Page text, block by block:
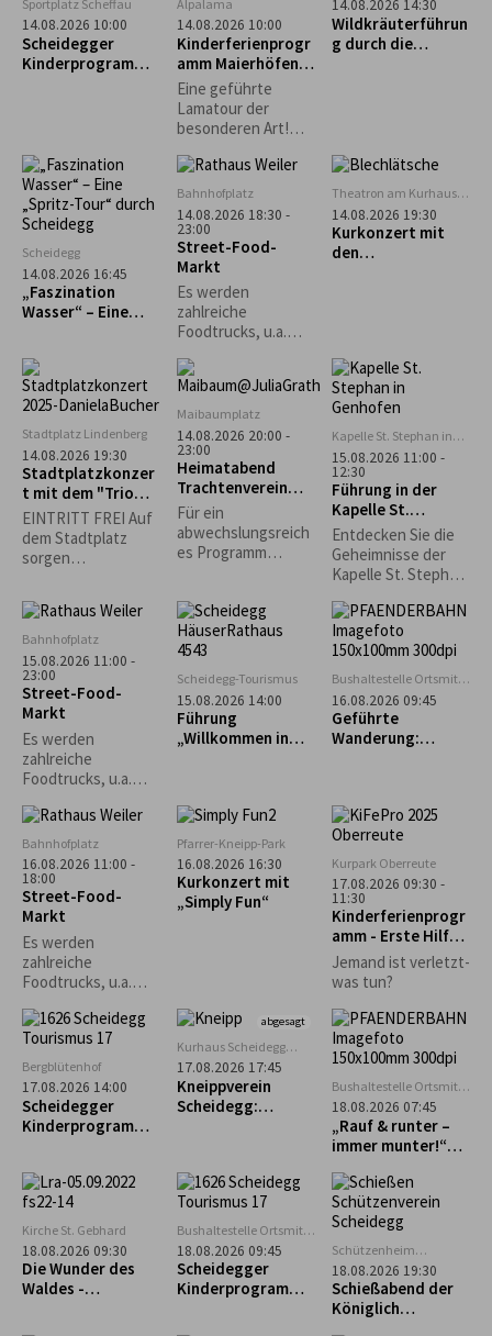
entdecken die
Schönheiten des
Nachthimmels.
Sportplatz Scheffau
14.08.2026 10:00
Scheidegger
Kinderprogramm:
Alpalama
14.08.2026 10:00
Kinderferienprogr
amm Maierhöfen:
Alpalama Familien-
Erlebniszeit
Eine geführte
Lamatour der
besonderen Art!
Familien Pro Familie
60 €.
14.08.2026 14:30
Wildkräuterführun
g durch die
Scheidegg
14.08.2026 16:45
„Faszination
Wasser“ – Eine
Bahnhofplatz
14.08.2026 18:30 -
23:00
Street-Food-
Markt
Es werden
zahlreiche
Foodtrucks, u.a.
asiatisch und vieles
mehr erwartet.
Theatron am Kurhaus
Scheidegg
14.08.2026 19:30
Kurkonzert mit
den
Stadtplatz Lindenberg
14.08.2026 19:30
Stadtplatzkonzer
t mit dem "Trio
Spontan"
EINTRITT FREI Auf
dem Stadtplatz
sorgen
Vereine für
Sitzgelegenheiten
und das leibliche
Wohl. *Die
Veranstaltung
findet nur bei
trockenem Wetter
statt.*
Maibaumplatz
14.08.2026 20:00 -
23:00
Heimatabend
Trachtenverein
Stiefenhofen
Für ein
abwechslungsreich
es Programm
Kindergruppe und
die aktiven Plattler.
Kapelle St. Stephan in
Genhofen
15.08.2026 11:00 -
12:30
Führung in der
Kapelle St.
Stephan in
Genhofen
Entdecken Sie die
Geheimnisse der
Kapelle St. Stephan
einer exklusiven
Führung mit
Heimatpfleger
Georg King!
Bahnhofplatz
15.08.2026 11:00 -
23:00
Street-Food-
Markt
Es werden
zahlreiche
Foodtrucks, u.a.
asiatisch und vieles
mehr erwartet.
Scheidegg-Tourismus
15.08.2026 14:00
Führung
„Willkommen in
Bushaltestelle Ortsmitte
Scheidegg
16.08.2026 09:45
Geführte
Wanderung:
Bahnhofplatz
16.08.2026 11:00 -
18:00
Street-Food-
Markt
Es werden
zahlreiche
Foodtrucks, u.a.
asiatisch und vieles
mehr erwartet.
Pfarrer-Kneipp-Park
16.08.2026 16:30
Kurkonzert mit
„Simply Fun“
Kurpark Oberreute
17.08.2026 09:30 -
11:30
Kinderferienprogr
amm - Erste Hilfe
Kurs
Jemand ist verletzt-
was tun?
Bergblütenhof
17.08.2026 14:00
Scheidegger
Kinderprogramm:
und staunen
abgesagt
Kurhaus Scheidegg
Mehrzweckraum im UG
17.08.2026 17:45
Kneippverein
Scheidegg:
Bushaltestelle Ortsmitte
Scheidegg
18.08.2026 07:45
„Rauf & runter –
immer munter!“
Pfänder
Kirche St. Gebhard
18.08.2026 09:30
Die Wunder des
Waldes -
Bushaltestelle Ortsmitte
Scheidegg
18.08.2026 09:45
Scheidegger
Kinderprogramm:
Schützenheim
Scheidegg
(ehem. Lokschuppen)
18.08.2026 19:30
Schießabend der
Königlich